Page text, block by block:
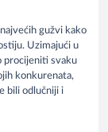
gužvi kako
Uzimajući u
procijeniti svaku
konkurenata,
bili odlučniji i